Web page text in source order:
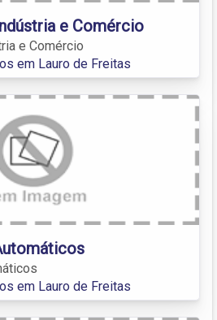
e Comércio
e Comércio
em Lauro de Freitas
em Lauro de Freitas